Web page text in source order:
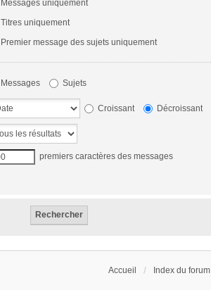
Messages uniquement
Titres uniquement
Premier message des sujets uniquement
Messages Sujets
Croissant Décroissant
premiers caractères des messages
Accueil Index du forum